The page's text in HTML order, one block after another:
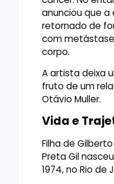
anunciou que
retornado de
com
corpo.
A artista deixa
fruto de um
Otávio Muller.
Vida e
Filha de
Preta Gil
1974, no Rio de